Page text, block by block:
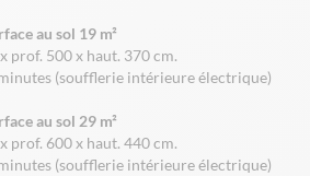
au sol 19 m²
prof. 500 x haut. 370 cm.
(soufflerie intérieure électrique)
au sol 29 m²
prof. 600 x haut. 440 cm.
(soufflerie intérieure électrique)